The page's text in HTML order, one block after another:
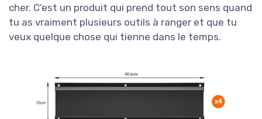
cher. C’est un produit qui prend tout son sens quand
tu as vraiment plusieurs outils à ranger et que tu
veux quelque chose qui tienne dans le temps.